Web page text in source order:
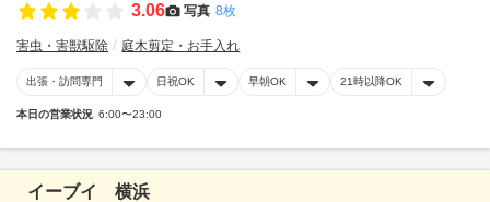
3.06 写真 8枚
害虫・害獣駆除 庭木剪定・お手入れ
出張・訪問専門 日祝OK 早朝OK 21時以降OK
本日の営業状況 6:00〜23:00
イーブイ 横浜